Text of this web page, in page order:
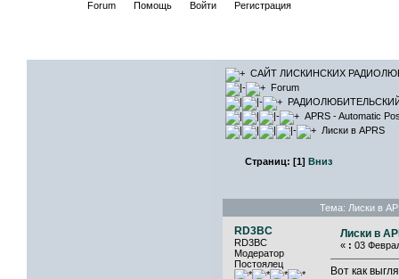
Forum Помощь Войти Регистрация
САЙТ ЛИСКИНСКИХ
Forum
APRS - Automatic
Лиски в APRS
Страниц: [1] Вниз
Тема: Лиски в
RD3BC
RD3BC
Модератор
Постоялец
Лиски в
« : 03
Вот как